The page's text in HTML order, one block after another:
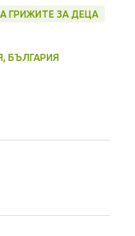
ГРИЖИТЕ ЗА ДЕЦА
БЪЛГАРИЯ